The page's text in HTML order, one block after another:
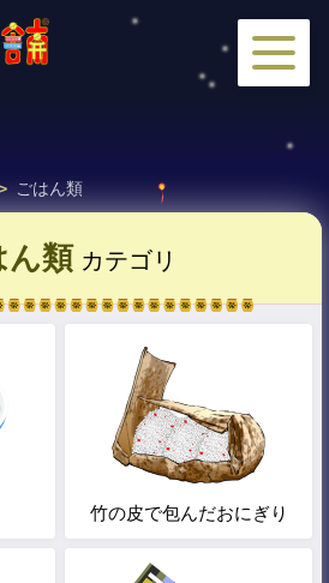
ごはん類
ん類 カテゴリ
竹の皮で包んだおにぎり